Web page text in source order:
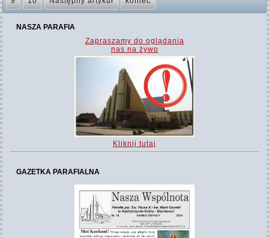
NASZA PARAFIA
Zapraszamy do oglądania
nas na żywo
Kliknij tutaj
GAZETKA PARAFIALNA